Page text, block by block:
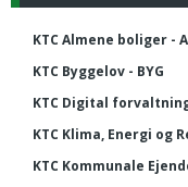
KTC Almene boliger -
KTC Byggelov - BYG
KTC Digital
KTC Klima, Energi og
KTC Kommunale